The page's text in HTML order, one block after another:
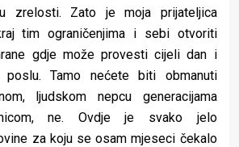
zrelosti. Zato je moja prijateljica
tim ograničenjima i sebi otvoriti
gdje može provesti cijeli dan i
Tamo nećete biti obmanuti
ljudskom nepcu generacijama
ne. Ovdje je svako jelo
za koju se osam mjeseci čekalo